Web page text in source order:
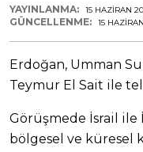
YAYINLANMA: 15 HAZIRAN
GÜNCELLENME: 15
Erdoğan, Umman
Teymur El Sait ile
Görüşmede İsrail ile
bölgesel ve küresel